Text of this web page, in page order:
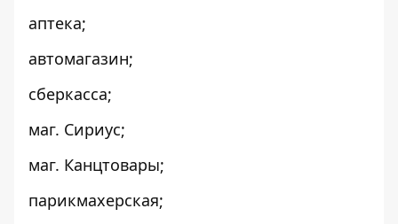
аптека;
автомагазин;
сберкасса;
маг. Сириус;
маг. Канцтовары;
парикмахерская;